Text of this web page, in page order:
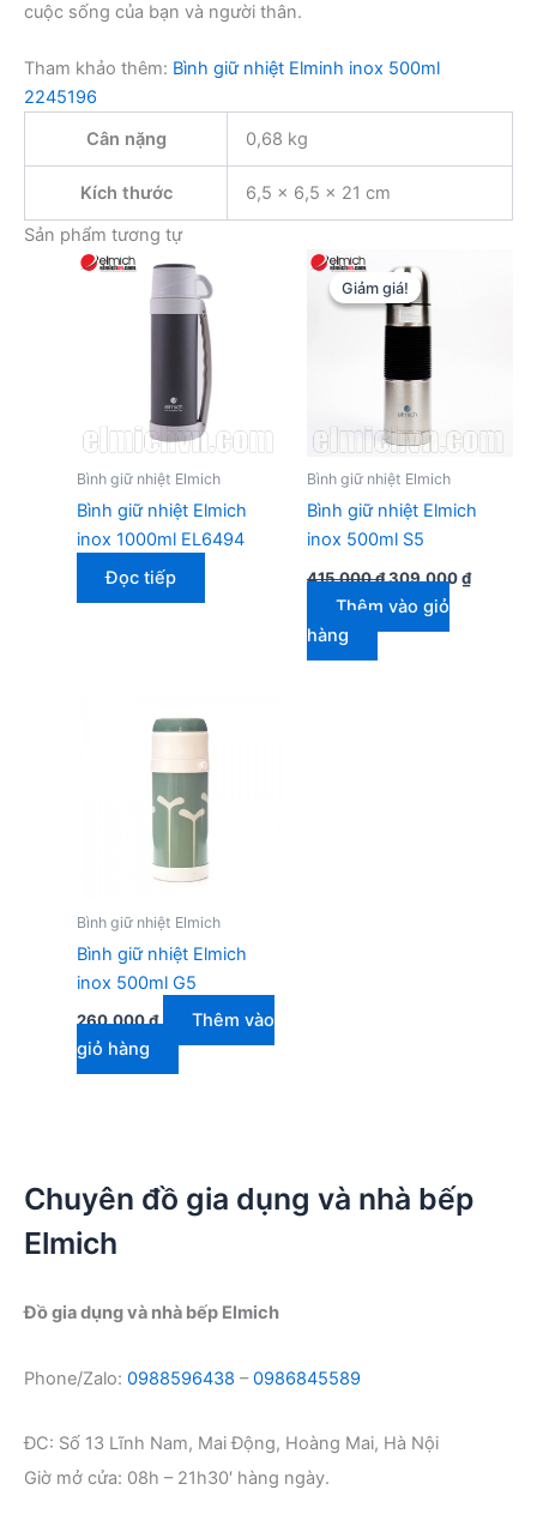
cuộc sống của bạn và người thân.
Tham khảo thêm: Bình giữ nhiệt Elminh inox 500ml
2245196
Cân nặng
0,68 kg
Kích thước
6,5 × 6,5 × 21 cm
Sản phẩm tương tự
Bình giữ nhiệt Elmich
Bình giữ nhiệt Elmich
inox 1000ml EL6494
Đọc tiếp
Giảm giá!
Giảm giá!
Bình giữ nhiệt Elmich
Bình giữ nhiệt Elmich
inox 500ml S5
415.000₫ Giá
là:
415.000 ₫.
309.000₫Giá
hiện
Thêm vào giỏ
hàng
Bình giữ nhiệt Elmich
Bình giữ nhiệt Elmich
inox 500ml G5
260.000₫
Thêm vào
giỏ hàng
Chuyên đồ gia dụng và nhà bếp
Elmich
Đồ gia dụng và nhà bếp Elmich
Phone/Zalo: 0988596438 –0986845589
ĐC: Số 13 Lĩnh Nam, Mai Động, Hoàng Mai, Hà Nội
Giờ mở cửa: 08h – 21h30′ hàng ngày.